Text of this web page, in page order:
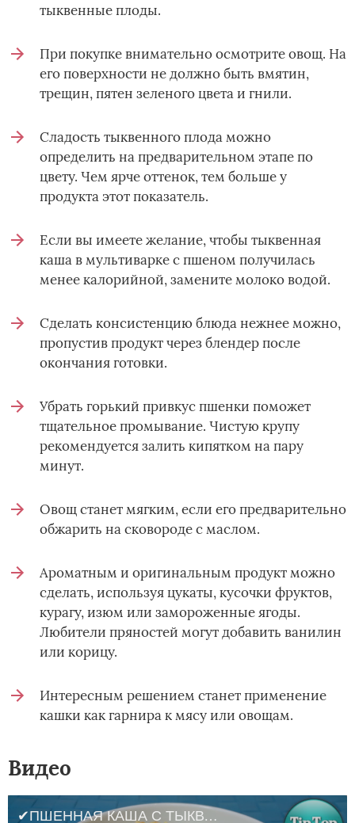
тыквенные плоды.
При покупке внимательно осмотрите овощ. На
его поверхности не должно быть вмятин,
трещин, пятен зеленого цвета и гнили.
Сладость тыквенного плода можно
определить на предварительном этапе по
цвету. Чем ярче оттенок, тем больше у
продукта этот показатель.
Если вы имеете желание, чтобы тыквенная
каша в мультиварке с пшеном получилась
менее калорийной, замените молоко водой.
Сделать консистенцию блюда нежнее можно,
пропустив продукт через блендер после
окончания готовки.
Убрать горький привкус пшенки поможет
тщательное промывание. Чистую крупу
рекомендуется залить кипятком на пару
минут.
Овощ станет мягким, если его предварительно
обжарить на сковороде с маслом.
Ароматным и оригинальным продукт можно
сделать, используя цукаты, кусочки фруктов,
курагу, изюм или замороженные ягоды.
Любители пряностей могут добавить ванилин
или корицу.
Интересным решением станет применение
кашки как гарнира к мясу или овощам.
Видео
✔ПШЕННАЯ КАША С ТЫКВОЙ В МУЛЬТИВАРКЕ/ Porridge with pumpkin